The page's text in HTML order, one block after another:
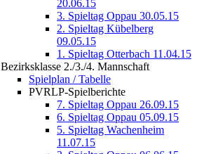
20.06.15
3. Spieltag Oppau 30.05.15
2. Spieltag Kübelberg
09.05.15
1. Spieltag Otterbach 11.04.15
Bezirksklasse 2./3./4. Mannschaft
Spielplan / Tabelle
PVRLP-Spielberichte
7. Spieltag Oppau 26.09.15
6. Spieltag Oppau 05.09.15
5. Spieltag Wachenheim
11.07.15